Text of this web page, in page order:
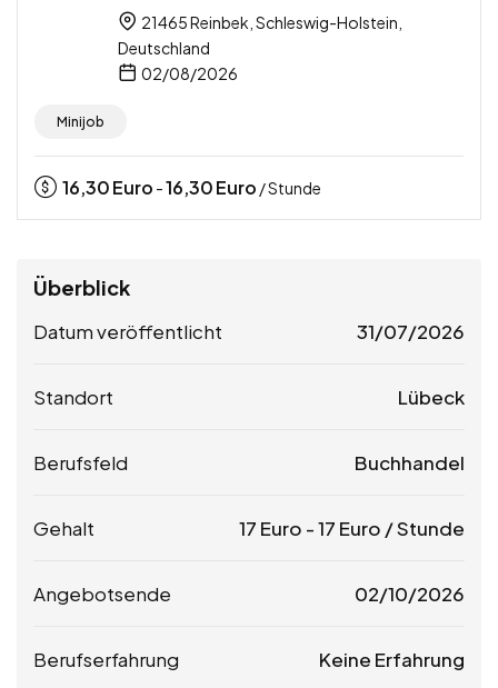
21465 Reinbek, Schleswig-Holstein,
Deutschland
02/08/2026
Minijob
16,30Euro -16,30Euro / Stunde
Überblick
Datum veröffentlicht 31/07/2026
Standort Lübeck
Berufsfeld Buchhandel
Gehalt 17 Euro -17 Euro / Stunde
Angebotsende 02/10/2026
Berufserfahrung Keine Erfahrung